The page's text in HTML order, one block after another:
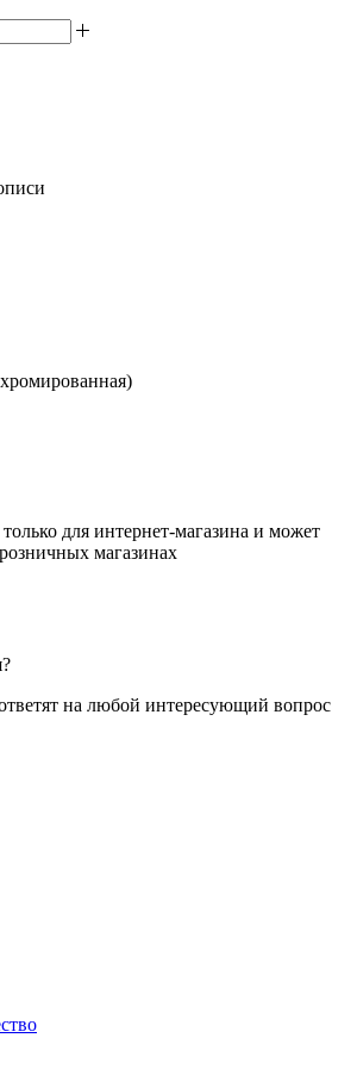
для интернет-магазина и может
магазинах
на любой интересующий вопрос